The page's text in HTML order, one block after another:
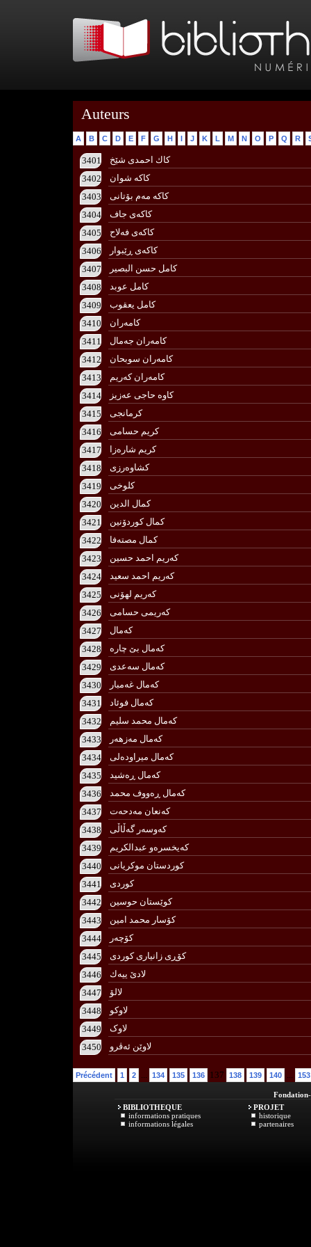
Auteurs
A B C D E F G H I J K L M N O P Q R
3401
كاك احمدی شێخ
3402
كاكه‌ شوان
3403
كاكه‌ مه‌م بۆتانی
3404
كاكه‌ی جاف
3405
كاكه‌ی فه‌لاح
3406
كاكه‌ی ڕێبوار
3407
كامل حسن البصير
3408
كامل عوبد
3409
كامل يعقوب
3410
كامه‌ران
3411
كامه‌ران جه‌مال
3412
كامه‌ران سوبحان
3413
كامه‌ران كه‌ریم
3414
كاوه‌ حاجی عه‌زیز
3415
كرمانجی
3416
كریم حسامی
3417
كریم شاره‌زا
3418
كشاوه‌رزی
3419
كلوخی
3420
كمال الدين
3421
كمال كوردۆنین
3422
كمال مصته‌فا
3423
كه‌ریم احمد حسین
3424
كه‌ریم احمد سعید
3425
كه‌ریم لهۆنی
3426
كه‌ریمی حسامی
3427
كه‌مال
3428
3429
كه‌مال سه‌عدی
3430
كه‌مال غه‌مبار
3431
كه‌مال فوئاد
3432
كه‌مال محمد سلیم
3433
كه‌مال مه‌زهه‌ر
3434
كه‌مال میراوده‌لی
3435
كه‌مال ڕه‌شید
3436
كه‌مال ڕه‌ووف محمد
3437
كه‌نعان مه‌دحه‌ت
3438
كه‌وسه‌ر گه‌ڵاڵی
3439
كه‌یخسره‌و عبدالكریم
3440
كوردستان موكریانی
3441
كوردی
3442
كوێستان حوسین
3443
كۆسار محمد امین
3444
كۆچه‌ر
3445
كۆڕی زانیاری كوردی
3446
لادێ ییه‌ك
3447
لالۆ
3448
لاوكو
3449
لاوک
3450
لاوێن ئه‌ڤرو
Précédent 1 2 ... 134 135 136 137 138 139 140 ... 153
Fondation
BIBLIOTHEQUE
informations pratiques
informations légales
PROJET
historique
partenaires